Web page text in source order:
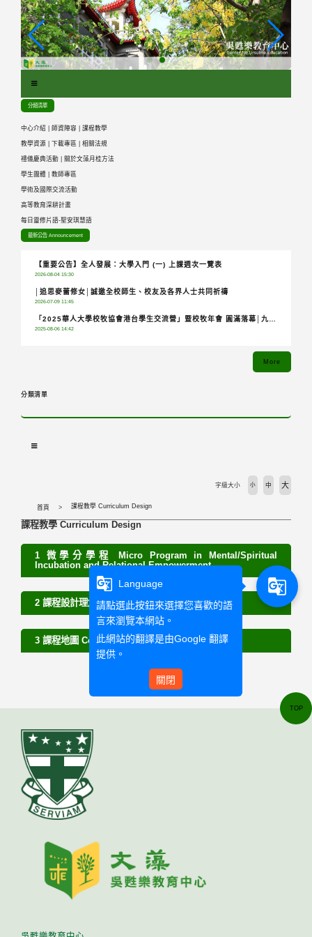
分類清單
中心介紹 師資陣容 課程教學
教學資源 下載專區 相關法規
禮儀慶典活動 關於文藻月桂方法
學生團體 教師專區
學術及國際交流活動
高等教育深耕計畫
每日靈修片語-聖安琪慧語
最新公告 Announcement
【重要公告】全人發展：大學入門 (一) 上課週次一覽表
2026-08-04 15:30
│追思麥蕾修女│誠邀全校師生、校友及各界人士共同祈禱
2026-07-09 11:45
「2025華人大學校牧協會港台學生交流營」暨校牧年會 圓滿落幕│九校
2025-08-06 14:42
More
分類清單
首頁 課程教學 Curriculum Design
字級大小 小 中 大
課程教學 Curriculum Design
1 微學分學程 Micro Program in Mental/Spiritual
Incubation and Relational Empowerment
2 課程設計理念 Courses
3 課程地圖 Course Map
TOP
g_translate
Language
請點選此按鈕來選擇您喜歡的語
言來瀏覽本網站。
此網站的翻譯是由Google 翻譯
提供。
關閉
g_translate